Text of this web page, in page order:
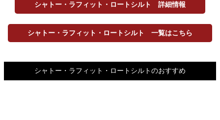
シャトー・ラフィット・ロートシルト 詳細情報
シャトー・ラフィット・ロートシルト 一覧はこちら
シャトー・ラフィット・ロートシルトのおすすめ